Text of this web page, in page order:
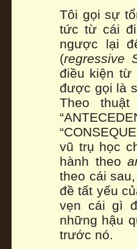
Tôi gọi sự
tức từ cái
ngược lại
(regressive
điều kiện từ
được gọi là
Theo
vũ trụ học
hành theo
theo cái
đề tất yếu
vẹn cái gì
những hậu
trước nó.